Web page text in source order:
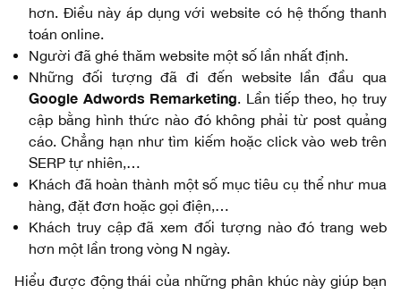
hơn. Điều này áp dụng với website có hệ thống thanh
toán online.
Người đã ghé thăm website một số lần nhất định.
Những đối tượng đã đi đến website lần đầu qua
Google Adwords Remarketing . Lần tiếp theo, họ truy
cập bằng hình thức nào đó không phải từ post quảng
cáo. Chẳng hạn như tìm kiếm hoặc click vào web trên
SERP tự nhiên,…
Khách đã hoàn thành một số mục tiêu cụ thể như mua
hàng, đặt đơn hoặc gọi điện,…
Khách truy cập đã xem đối tượng nào đó trang web
hơn một lần trong vòng N ngày.
Hiểu được động thái của những phân khúc này giúp bạn